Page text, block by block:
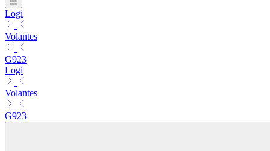
Logi
Volantes
G923
Logi
Volantes
G923